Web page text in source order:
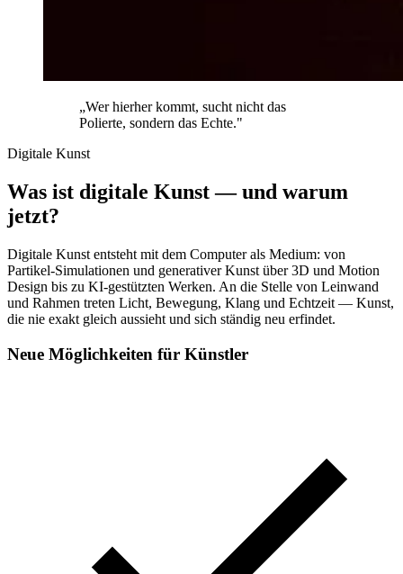
„Wer hierher kommt, sucht nicht das
Polierte, sondern das Echte."
Digitale Kunst
Was ist digitale Kunst — und warum
jetzt?
Digitale Kunst entsteht mit dem Computer als Medium: von
Partikel-Simulationen und generativer Kunst über 3D und Motion
Design bis zu KI-gestützten Werken. An die Stelle von Leinwand
und Rahmen treten Licht, Bewegung, Klang und Echtzeit — Kunst,
die nie exakt gleich aussieht und sich ständig neu erfindet.
Neue Möglichkeiten für Künstler